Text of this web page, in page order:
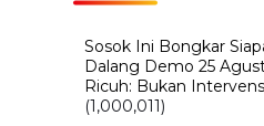
Sosok Ini Bongkar
Dalang Demo 25
Ricuh: Bukan
(1,000,011)